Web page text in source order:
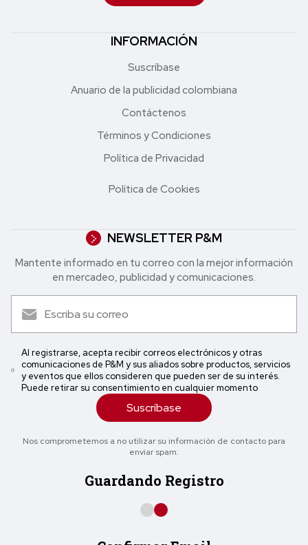
INFORMACIÓN
Suscríbase
Anuario de la publicidad colombiana
Contáctenos
Términos y Condiciones
Política de Privacidad
Política de Cookies
NEWSLETTER P&M
Mantente informado en tu correo con la mejor in formación
en mercadeo, publicidad y comunicaciones.
Al registrarse, acepta recibir correos electrónicos y otras
comunicaciones de P&M y sus aliados sobre productos, servicios
y eventos que ellos consideren que pueden ser de su interés.
Puede retirar su consentimiento en cualquier momento
Suscríbase
Nos comprometemos a no utilizar su información de contacto para
enviar spam.
Guardando Registro